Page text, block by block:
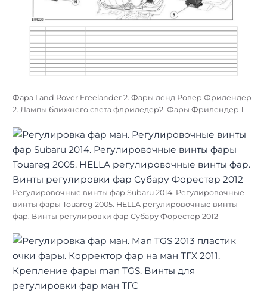
Фара Land Rover Freelander 2. Фары ленд Ровер Фрилендер
2. Лампы ближнего света флриледер2. Фары Фрилендер 1
Регулировочные винты фар Subaru 2014. Регулировочные
винты фары Touareg 2005. HELLA регулировочные винты
фар. Винты регулировки фар Субару Форестер 2012